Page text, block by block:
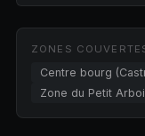
ZONES
Centre bourg
Zone du Petit